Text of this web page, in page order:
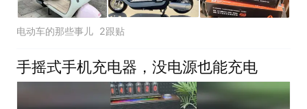
电动车的那些事儿 2跟贴
手摇式手机充电器，没电源也能充电